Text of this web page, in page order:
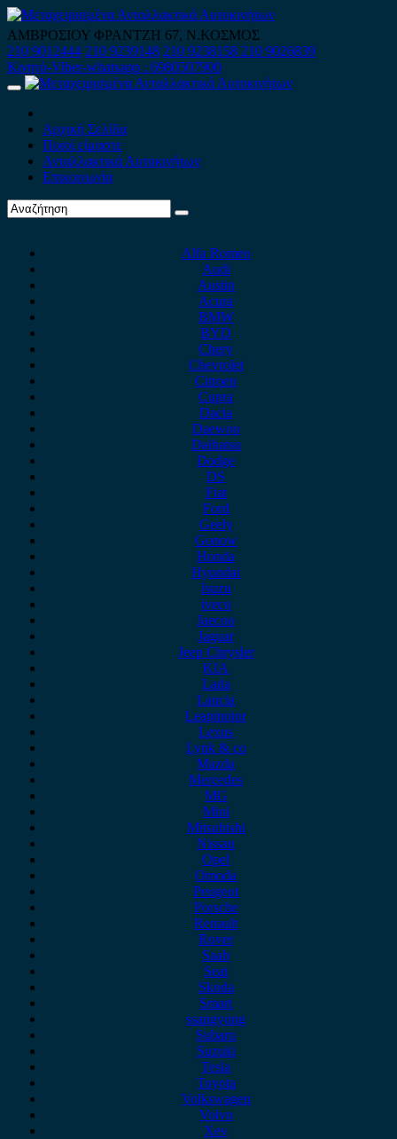
Skip
to
content
ΑΜΒΡΟΣΙΟΥ ΦΡΑΝΤΖΗ 67, Ν.ΚΟΣΜΟΣ
210 9012444 210 9239148 210 9238158 210 9026839
Κινητό-Viber-whatsapp : 6980507900
Primary
Αρχική Σελίδα
Ποιοί είμαστε
Ανταλλακτικά Αυτοκινήτων
Επικοινωνία
Alfa Romeo
Audi
Austin
Acura
BMW
BYD
Chery
Chevrolet
Citroen
Cupra
Dacia
Daewoo
Daihatsu
Dodge
DS
Fiat
Ford
Geely
Gonow
Honda
Hyundai
Isuzu
iveco
Jaecoo
Jaguar
Jeep Chrysler
KIA
Lada
Lancia
Leapmotor
Lexus
Lynk & co
Mazda
Mercedes
MG
Mini
Mitsubishi
Nissan
Opel
Omoda
Peugeot
Porsche
Renault
Rover
Saab
Seat
Skoda
Smart
ssangyong
Subaru
Suzuki
Tesla
Toyota
Volkswagen
Volvo
Xev